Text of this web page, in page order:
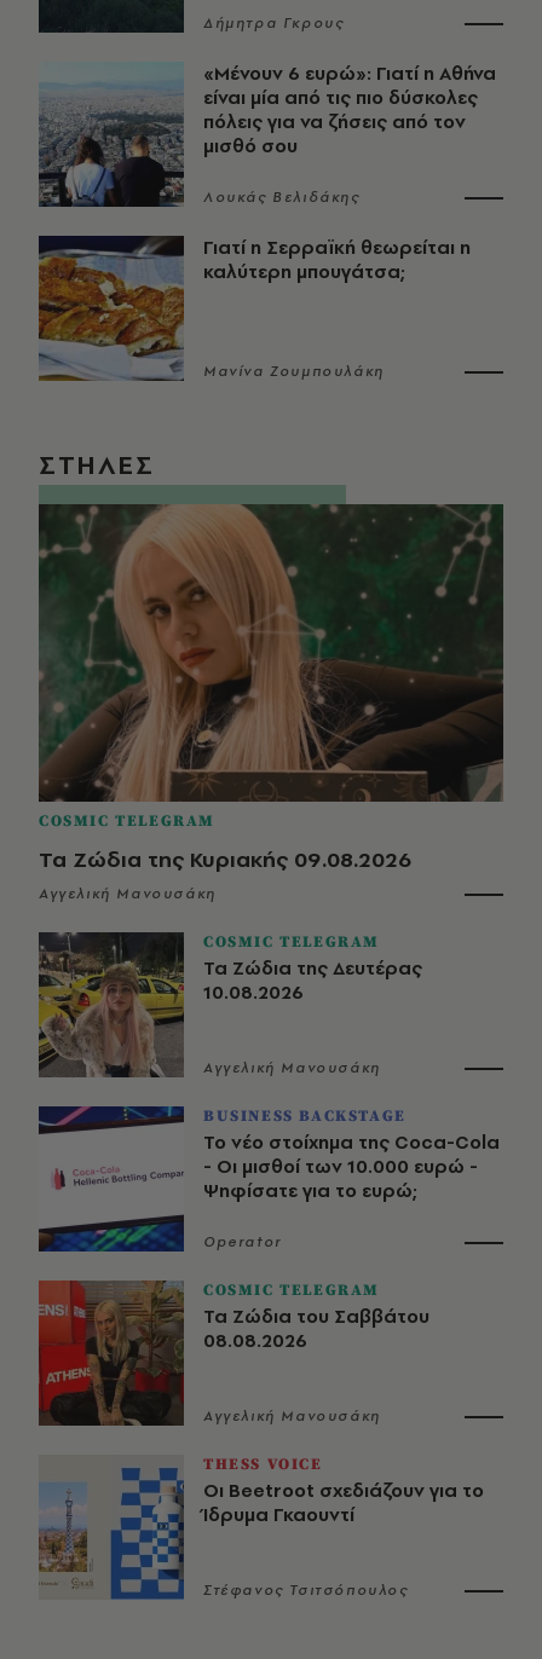
Δήμητρα Γκρους
«Μένουν 6 ευρώ»: Γιατί η Αθήνα
είναι μία από τις πιο δύσκολες
πόλεις για να ζήσεις από τον
μισθό σου
Λουκάς Βελιδάκης
Γιατί η Σερραϊκή θεωρείται η
καλύτερη μπουγάτσα;
Μανίνα Ζουμπουλάκη
ΣΤΗΛΕΣ
COSMIC TELEGRAM
Τα Ζώδια της Κυριακής 09.08.2026
Αγγελική Μανουσάκη
COSMIC TELEGRAM
Τα Ζώδια της Δευτέρας
10.08.2026
Αγγελική Μανουσάκη
BUSINESS BACKSTAGE
Το νέο στοίχημα της Coca-Cola
- Οι μισθοί των 10.000 ευρώ -
Ψηφίσατε για το ευρώ;
Operator
COSMIC TELEGRAM
Τα Ζώδια του Σαββάτου
08.08.2026
Αγγελική Μανουσάκη
THESS VOICE
Οι Beetroot σχεδιάζουν για το
Ίδρυμα Γκαουντί
Στέφανος Τσιτσόπουλος